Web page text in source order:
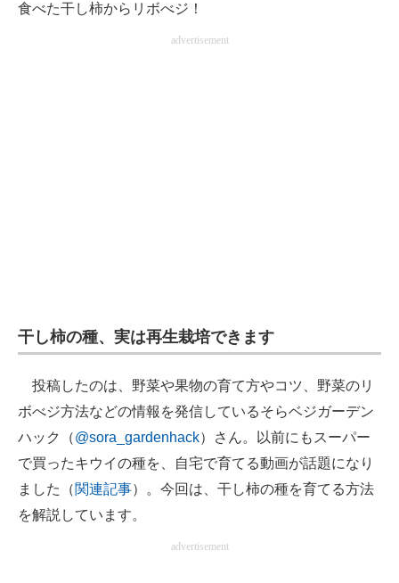
食べた干し柿からリボべジ！
advertisement
干し柿の種、実は再生栽培できます
投稿したのは、野菜や果物の育て方やコツ、野菜のリ
ボべジ方法などの情報を発信しているそらベジガーデン
ハック（@sora_gardenhack）さん。以前にもスーパー
で買ったキウイの種を、自宅で育てる動画が話題になり
ました（関連記事）。今回は、干し柿の種を育てる方法
を解説しています。
advertisement